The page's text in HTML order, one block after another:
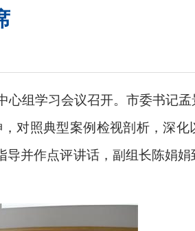
组学习会议召开。市委书记孟
对照典型案例检视剖析，深化
并作点评讲话，副组长陈娟